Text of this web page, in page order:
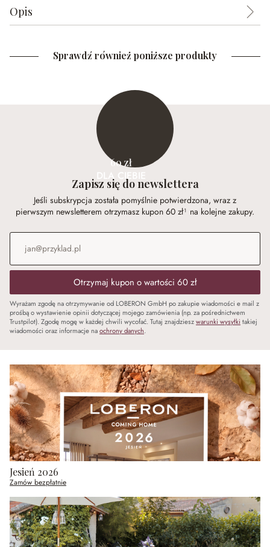
Opis
Sprawdź również poniższe produkty
60 zł
DLA CIEBIE
Zapisz się do newslettera
Jeśli subskrypcja została pomyślnie potwierdzona, wraz z
pierwszym newsletterem otrzymasz kupon 60 zł¹ na kolejne zakupy.
Adres e-mail
Otrzymaj kupon o wartości 60 zł
Wyrażam zgodę na otrzymywanie od LOBERON GmbH po zakupie wiadomości e mail z
prośbą o wystawienie opinii dotyczącej mojego zamówienia (np. za pośrednictwem
Trustpilot). Zgodę mogę w każdej chwili wycofać. Tutaj znajdzieszwarunki wysyłki takiej
wiadomości oraz informacje naochrony danych.
Jesień 2026
Zamów bezpłatnie